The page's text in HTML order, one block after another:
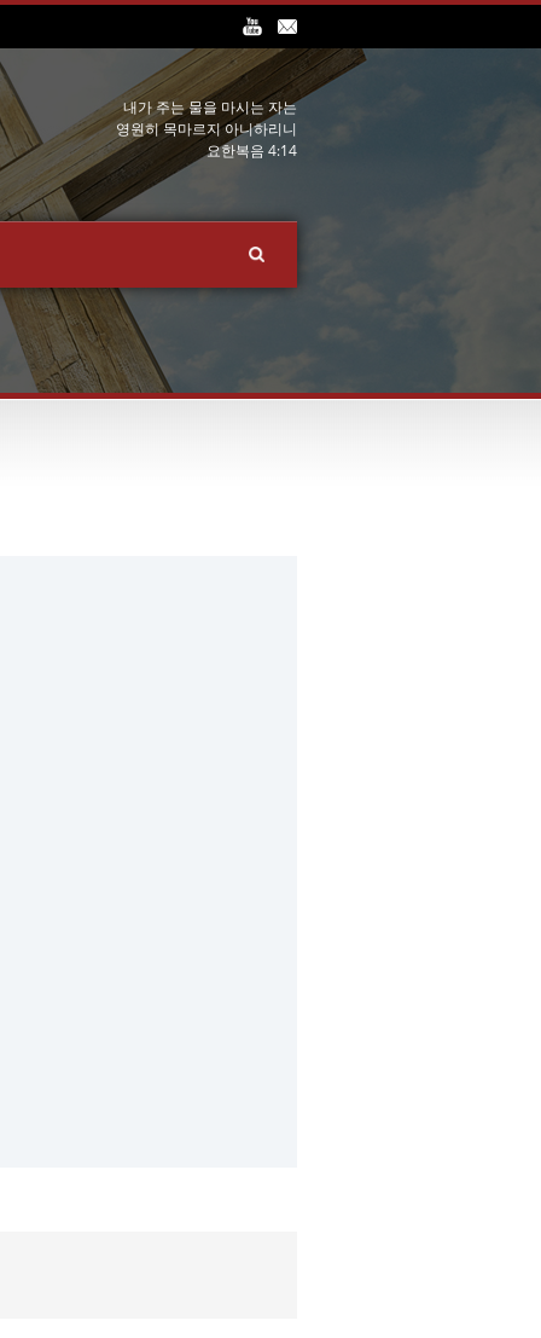
내가 주는 물을 마시는 자는
영원히 목마르지 아니하리니
요한복음 4:14